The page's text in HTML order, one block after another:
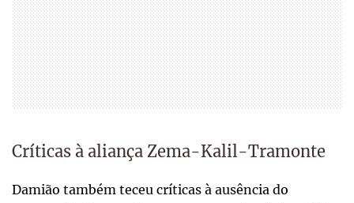
Críticas à aliança Zema-Kalil-Tramonte
Damião também teceu críticas à ausência do